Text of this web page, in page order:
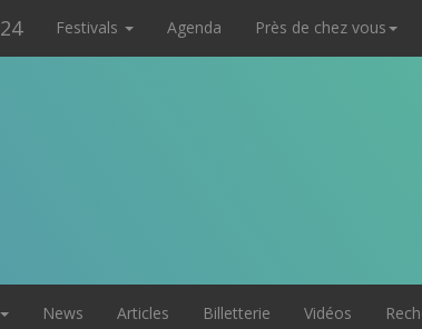
Festivals Agenda Près de chez vous
News Articles Billetterie Vidéos